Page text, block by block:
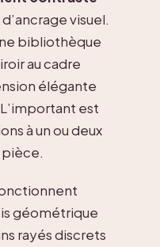
visuel.
bibliothèque
au cadre
élégante
est
à un ou deux
géométrique
rayés discrets